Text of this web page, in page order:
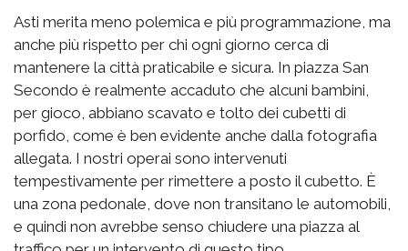
Asti merita meno polemica e più programmazione, ma
anche più rispetto per chi ogni giorno cerca di
mantenere la città praticabile e sicura. In piazza San
Secondo è realmente accaduto che alcuni bambini,
per gioco, abbiano scavato e tolto dei cubetti di
porfido, come è ben evidente anche dalla fotografia
allegata. I nostri operai sono intervenuti
tempestivamente per rimettere a posto il cubetto. È
una zona pedonale, dove non transitano le automobili,
e quindi non avrebbe senso chiudere una piazza al